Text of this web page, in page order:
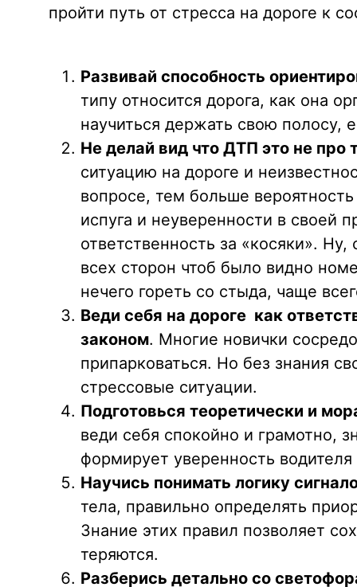
пройти путь от стресса на дороге к
Развивай способность
типу относится дорога, как она
научиться держать свою полосу,
Не делай вид что ДТП это не про
ситуацию на дороге и
вопросе, тем больше
испуга и неуверенности в своей
ответственность за «косяки».
всех сторон чтоб было видно
нечего гореть со стыда, чаще
Веди себя на дороге как
законом. Многие новички
припарковаться. Но без знания
стрессовые ситуации.
Подготовься теоретически и
веди себя спокойно и грамотно,
формирует уверенность
Научись понимать логику
тела, правильно определять
Знание этих правил позволяет
теряются.
Разберись детально со